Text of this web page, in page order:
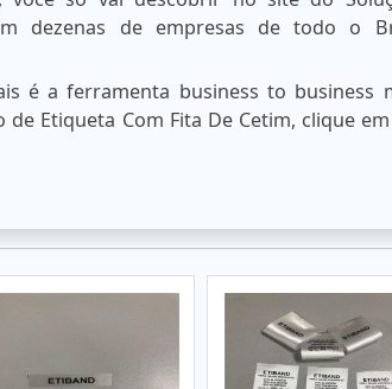
dezenas de empresas de todo o
é a ferramenta business to business
Etiqueta Com Fita De Cetim, clique